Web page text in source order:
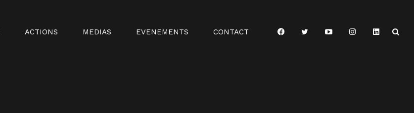
ACTIONS MEDIAS EVENEMENTS CONTACT